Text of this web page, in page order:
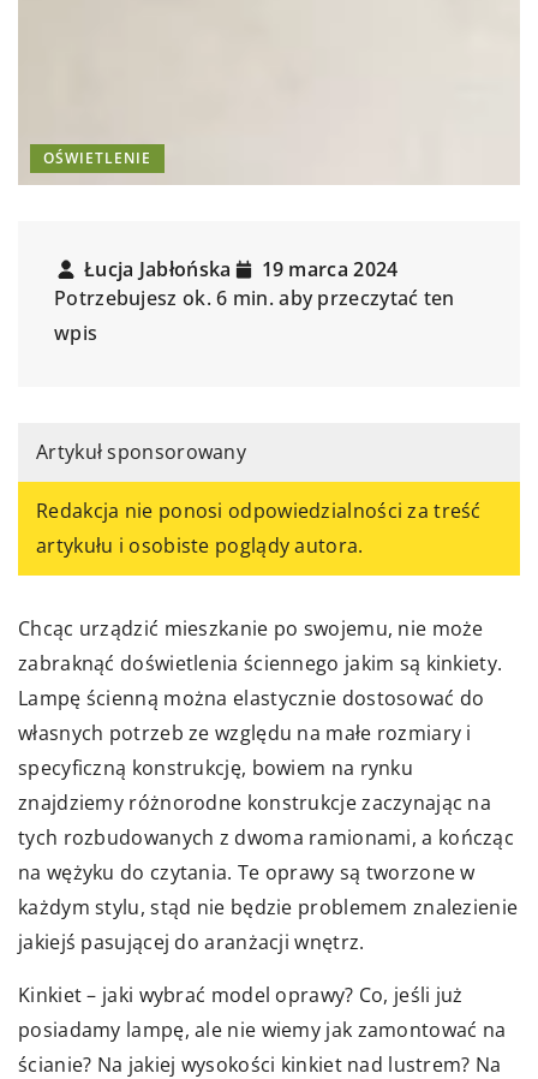
OŚWIETLENIE
Łucja Jabłońska
19 marca 2024
Potrzebujesz ok. 6 min. aby przeczytać ten
wpis
Artykuł sponsorowany
Redakcja nie ponosi odpowiedzialności za treść
artykułu i osobiste poglądy autora.
Chcąc urządzić mieszkanie po swojemu, nie może
zabraknąć doświetlenia ściennego jakim są kinkiety.
Lampę ścienną można elastycznie dostosować do
własnych potrzeb ze względu na małe rozmiary i
specyficzną konstrukcję, bowiem na rynku
znajdziemy różnorodne konstrukcje zaczynając na
tych rozbudowanych z dwoma ramionami, a kończąc
na wężyku do czytania. Te oprawy są tworzone w
każdym stylu, stąd nie będzie problemem znalezienie
jakiejś pasującej do aranżacji wnętrz.
Kinkiet – jaki wybrać model oprawy? Co, jeśli już
posiadamy lampę, ale nie wiemy jak zamontować na
ścianie? Na jakiej wysokości kinkiet nad lustrem? Na